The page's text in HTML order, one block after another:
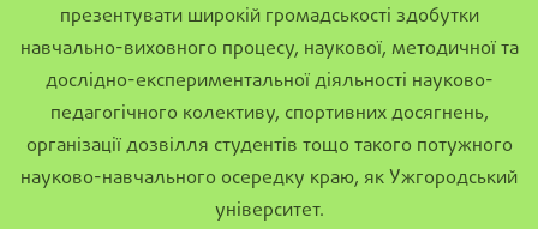
презентувати широкій громадськості здобутки
навчально-виховного процесу, наукової, методичної та
дослідно-експериментальної діяльності науково-
педагогічного колективу, спортивних досягнень,
організації дозвілля студентів тощо такого потужного
науково-навчального осередку краю, як Ужгородський
університет.